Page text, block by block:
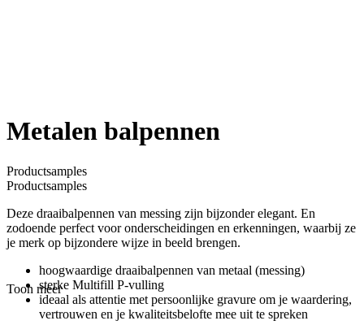
Metalen balpennen
Productsamples
Productsamples
Deze draaibalpennen van messing zijn bijzonder elegant. En
zodoende perfect voor onderscheidingen en erkenningen, waarbij ze
je merk op bijzondere wijze in beeld brengen.
hoogwaardige draaibalpennen van metaal (messing)
sterke Multifill P-vulling
ideaal als attentie met persoonlijke gravure om je waardering,
vertrouwen en je kwaliteitsbelofte mee uit te spreken
Toon meer